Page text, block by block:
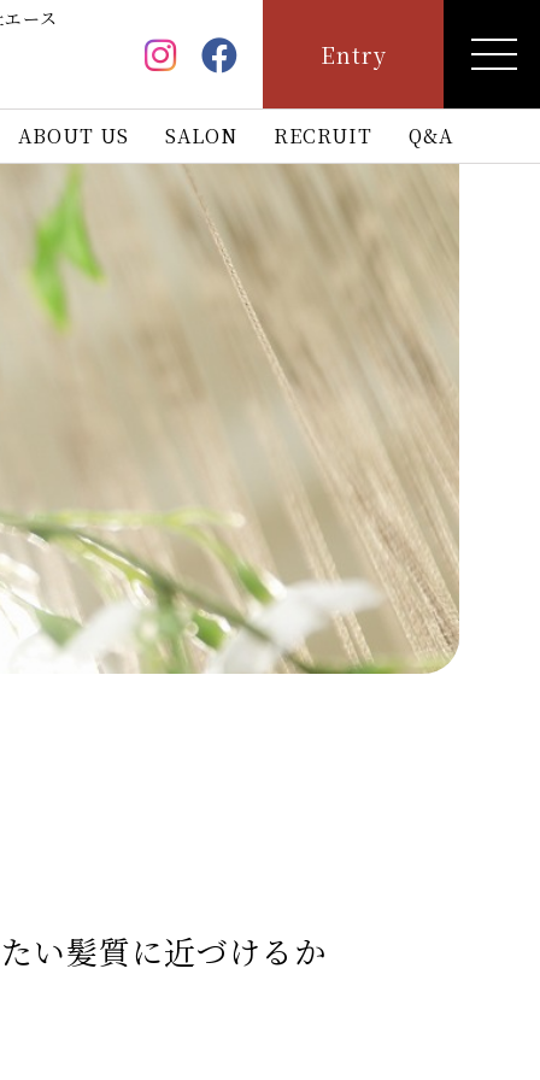
ース
Entry
ABOUT US SALON RECRUIT Q&A
い髪質に近づけるか